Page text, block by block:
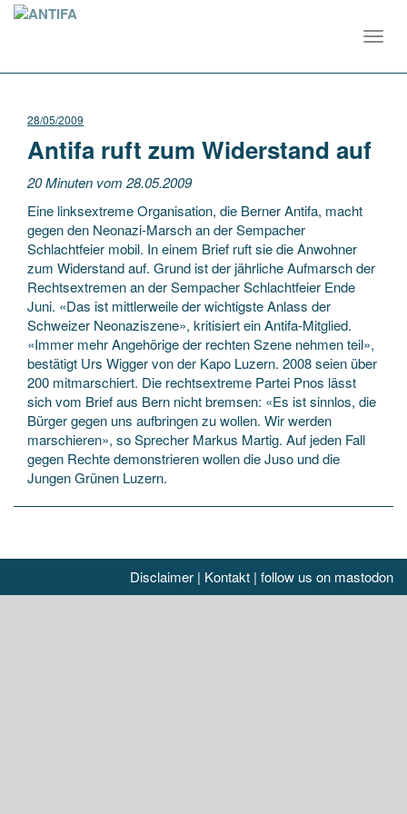
28/05/2009
Antifa ruft zum Widerstand auf
20 Minuten vom 28.05.2009
Eine linksextreme Organisation, die Berner Antifa, macht
gegen den Neonazi-Marsch an der Sempacher
Schlachtfeier mobil. In einem Brief ruft sie die Anwohner
zum Widerstand auf. Grund ist der jährliche Aufmarsch der
Rechtsextremen an der Sempacher Schlachtfeier Ende
Juni. «Das ist mittlerweile der wichtigste Anlass der
Schweizer Neonaziszene», kritisiert ein Antifa-Mitglied.
«Immer mehr Angehörige der rechten Szene nehmen teil»,
bestätigt Urs Wigger von der Kapo Luzern. 2008 seien über
200 mitmarschiert. Die rechtsextreme Partei Pnos lässt
sich vom Brief aus Bern nicht bremsen: «Es ist sinnlos, die
Bürger gegen uns aufbringen zu wollen. Wir werden
marschieren», so Sprecher Markus Martig. Auf jeden Fall
gegen Rechte demonstrieren wollen die Juso und die
Jungen Grünen Luzern.
Disclaimer | Kontakt | follow us on mastodon